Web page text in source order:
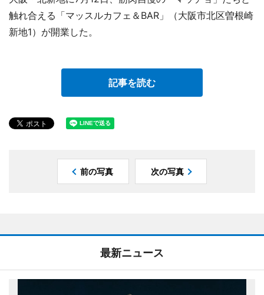
触れ合える「マッスルカフェ＆BAR」（大阪市北区曽根崎
新地1）が開業した。
記事を読む
前の写真 次の写真
最新ニュース